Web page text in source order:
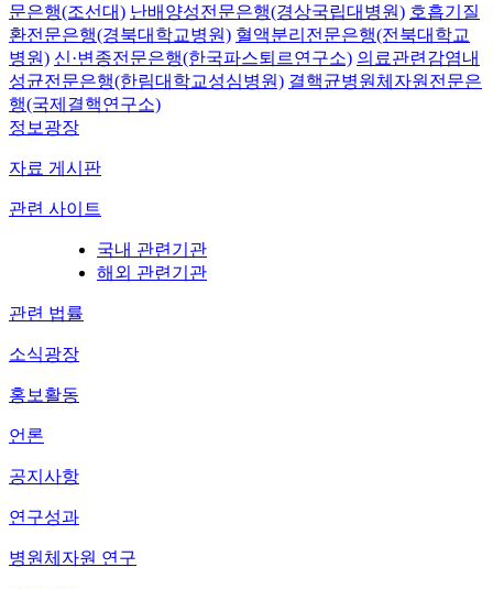
문은행(조선대) 난배양성전문은행(경상국립대병원) 호흡기질
환전문은행(경북대학교병원) 혈액분리전문은행(전북대학교
병원) 신·변종전문은행(한국파스퇴르연구소) 의료관련감염내
성균전문은행(한림대학교성심병원) 결핵균병원체자원전문은
행(국제결핵연구소)
정보광장
자료 게시판
관련 사이트
국내 관련기관
해외 관련기관
관련 법률
소식광장
홍보활동
언론
공지사항
연구성과
병원체자원 연구